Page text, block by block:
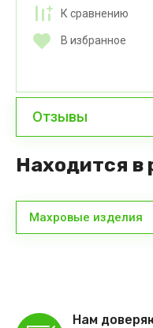
К сравнению
В избранное
Отзывы
Находится в
Махровые изделия
Нам